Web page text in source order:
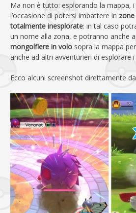
Ma non è tutto: esplorando la mappa,
l’occasione di potersi imbattere in
totalmente inesplorate: in tal caso
un nome alla zona, e potranno anche
mongolfiere in volo sopra la mappa
anche ad altri avventurieri di esplorare i
Ecco alcuni screenshot direttamente